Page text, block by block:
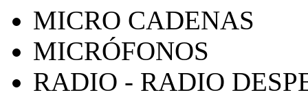
MICRO CADENAS
MICRÓFONOS
RADIO - RADIO